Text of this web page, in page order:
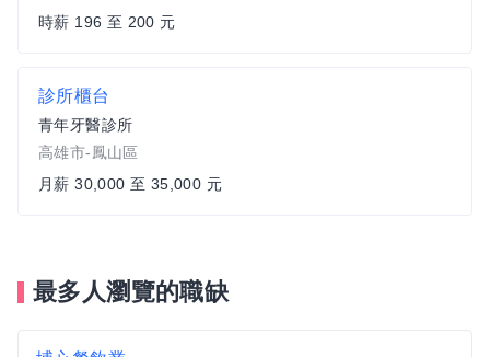
時薪 196 至 200 元
診所櫃台
青年牙醫診所
高雄市-鳳山區
月薪 30,000 至 35,000 元
最多人瀏覽的職缺